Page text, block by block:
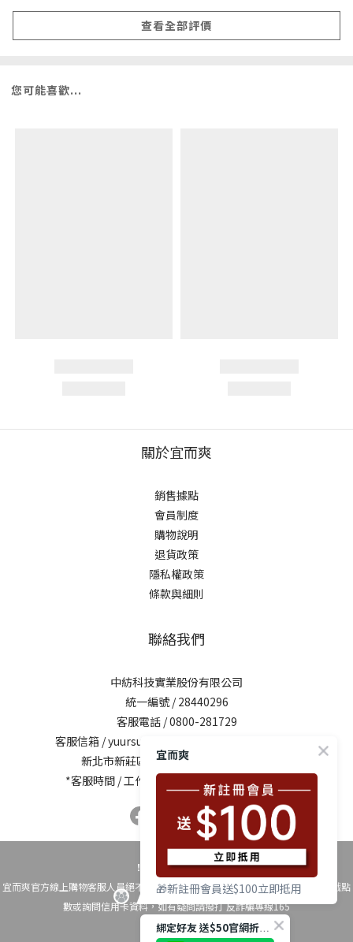
查看全部評價
您可能喜歡...
關於宜而爽
銷售據點
會員制度
購物說明
退貨政策
隱私權政策
條款與細則
聯絡我們
中紡科技實業股份有限公司
統一編號 / 28440296
客服電話 / 0800-281729
客服信箱 /yuursun@mail.chung-shing.com.tw
新北市新莊區新北大道三段7號17樓之2
*客服時間 / 工作日10:00-12:00、13:00-17:00
！時時警覺反詐騙！
宜而爽官方線上購物客服人員絕不會以電話要求您操作ATM自動櫃員機、換購遊戲點
數或詢問信用卡資料，如有疑問請撥打 反詐騙專線165
宜而爽
🎁新註冊會員送$100立即抵用
綁定好友 送$50官網折扣碼